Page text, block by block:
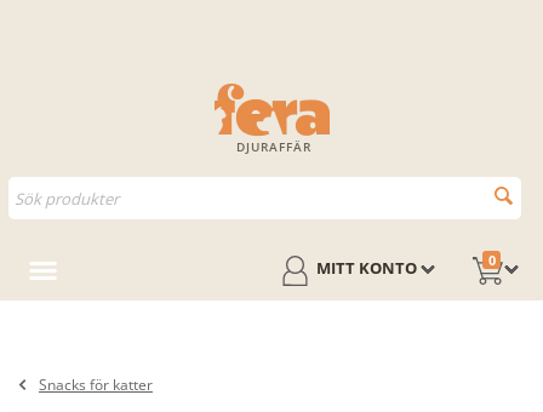
DJURAFFÄR
0
MITT KONTO
Snacks för katter